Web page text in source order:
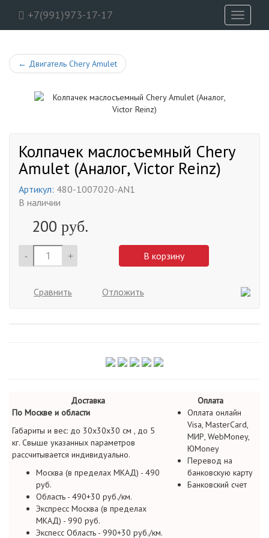
+7(991)973-17-17
Toggle
← Двигатель Chery Amulet
Колпачек маслосъемный Chery
Amulet (Аналог, Victor Reinz)
Артикул: 480-1007020-AN1
В наличии
200 руб.
- + В корзину
Сравнить Отложить
Доставка
Оплата
По Москве и области
Габариты и вес: до 30х30х30 см , до 5
кг. Свыше указанных параметров
рассчитывается индивидуально.
Москва (в пределах МКАД) - 490
руб.
Область - 490+30 руб./км.
Экспресс Москва (в пределах
МКАД) - 990 руб.
Экспесс Область - 990+30 руб./км.
Оплата онлайн
Visa, MasterCard,
МИР, WebMoney,
ЮMoney
Перевод на
банковскую карту
Банковский счет